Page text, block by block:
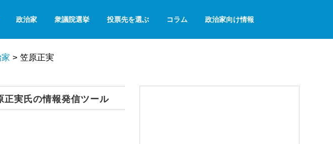
政治家 衆議院選挙 投票先を選ぶ コラム 政治家向け情報
> 笠原正実
正実氏の情報発信ツール